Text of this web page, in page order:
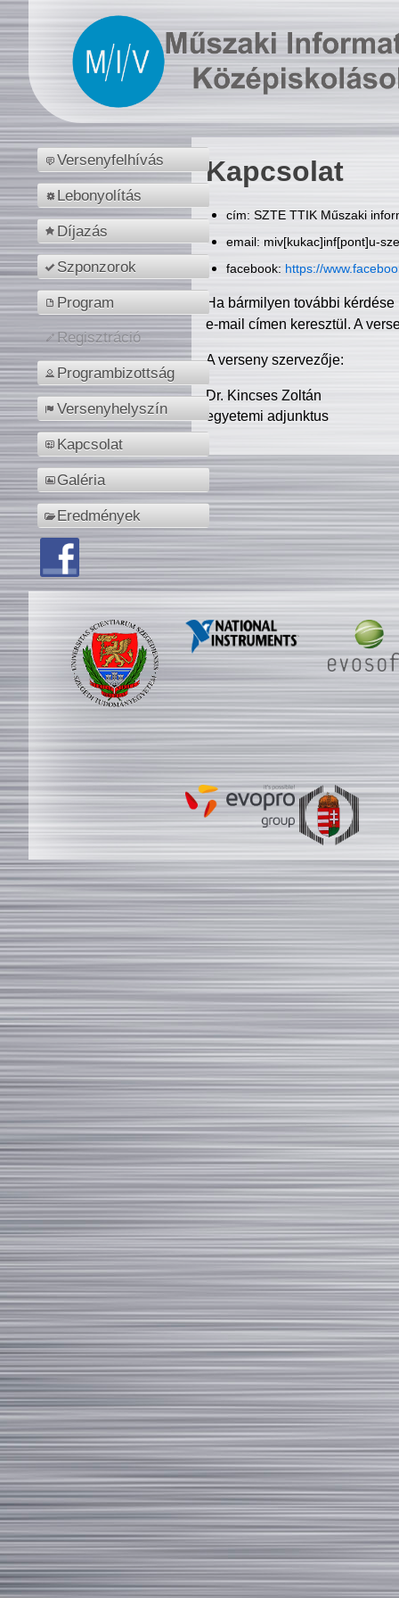
Versenyfelhívás
Lebonyolítás
Díjazás
Szponzorok
Program
Regisztráció
Programbizottság
Versenyhelyszín
Kapcsolat
Galéria
Eredmények
Kapcsolat
cím: SZTE TTIK Műszaki
email: miv[kukac]inf[pont]u-
facebook: https://
Ha bármilyen további
e-mail címen keresztül. A
A verseny szervezője:
Dr. Kincses Zoltán
egyetemi adjunktus